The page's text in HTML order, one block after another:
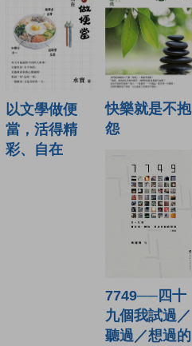
以文學做便
當，活得精
彩、自在
快樂就是不抱
怨
7749──四十
九個我試過／
聽過／想過的